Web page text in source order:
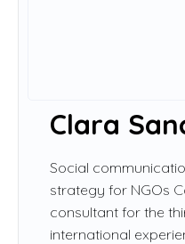
Clara
Social
strategy for NGOs
consultant for the
international